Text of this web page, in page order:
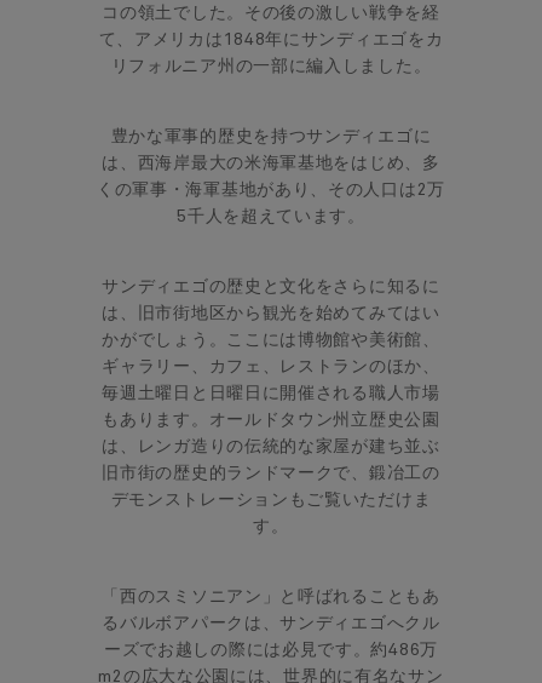
コの領土でした。その後の激しい戦争を経
て、アメリカは1848年にサンディエゴをカ
リフォルニア州の一部に編入しました。
豊かな軍事的歴史を持つサンディエゴに
は、西海岸最大の米海軍基地をはじめ、多
くの軍事・海軍基地があり、その人口は2万
5千人を超えています。
サンディエゴの歴史と文化をさらに知るに
は、旧市街地区から観光を始めてみてはい
かがでしょう。ここには博物館や美術館、
ギャラリー、カフェ、レストランのほか、
毎週土曜日と日曜日に開催される職人市場
もあります。オールドタウン州立歴史公園
は、レンガ造りの伝統的な家屋が建ち並ぶ
旧市街の歴史的ランドマークで、鍛冶工の
デモンストレーションもご覧いただけま
す。
「西のスミソニアン」と呼ばれることもあ
るバルボアパークは、サンディエゴへクル
ーズでお越しの際には必見です。約486万
m2の広大な公園には、世界的に有名なサン